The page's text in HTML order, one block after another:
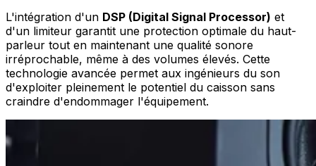
L'intégration d'un DSP (Digital Signal Processor) et
d'un limiteur garantit une protection optimale du haut-
parleur tout en maintenant une qualité sonore
irréprochable, même à des volumes élevés. Cette
technologie avancée permet aux ingénieurs du son
d'exploiter pleinement le potentiel du caisson sans
craindre d'endommager l'équipement.